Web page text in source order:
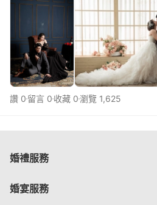
讚 0 留言 0 收藏 0瀏覽 1,625
婚禮服務
婚宴服務